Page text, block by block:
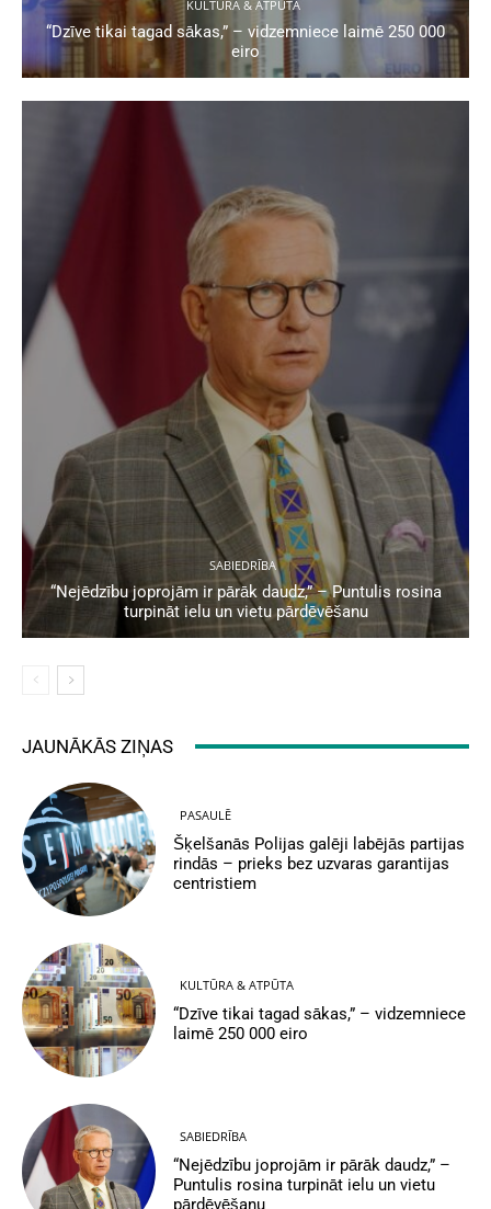
KULTŪRA & ATPŪTA
“Dzīve tikai tagad sākas,” – vidzemniece laimē 250 000
eiro
SABIEDRĪBA
“Nejēdzību joprojām ir pārāk daudz,” – Puntulis rosina
turpināt ielu un vietu pārdēvēšanu
JAUNĀKĀS ZIŅAS
PASAULĒ
Šķelšanās Polijas galēji labējās partijas
rindās – prieks bez uzvaras garantijas
centristiem
KULTŪRA & ATPŪTA
“Dzīve tikai tagad sākas,” – vidzemniece
laimē 250 000 eiro
SABIEDRĪBA
“Nejēdzību joprojām ir pārāk daudz,” –
Puntulis rosina turpināt ielu un vietu
pārdēvēšanu